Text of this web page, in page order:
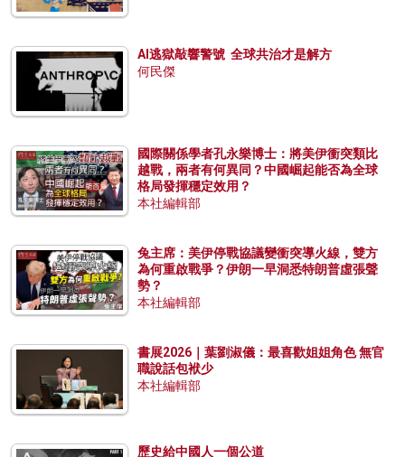
AI逃獄敲響警號 全球共治才是解方
何民傑
國際關係學者孔永樂博士：將美伊衝突類比
越戰，兩者有何異同？中國崛起能否為全球
格局發揮穩定效用？
本社編輯部
兔主席：美伊停戰協議變衝突導火線，雙方
為何重啟戰爭？伊朗一早洞悉特朗普虛張聲
勢？
本社編輯部
書展2026｜葉劉淑儀：最喜歡姐姐角色 無官
職說話包袱少
本社編輯部
歷史給中國人一個公道